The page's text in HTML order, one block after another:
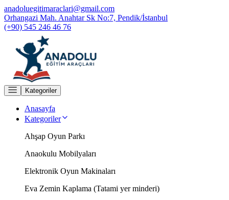
anadoluegitimaraclari@gmail.com
Orhangazi Mah. Anahtar Sk No:7, Pendik/İstanbul
(+90) 545 246 46 76
Kategoriler
Anasayfa
Kategoriler
Ahşap Oyun Parkı
Anaokulu Mobilyaları
Elektronik Oyun Makinaları
Eva Zemin Kaplama (Tatami yer minderi)